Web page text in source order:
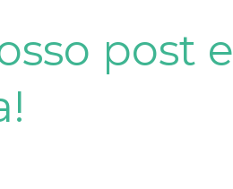
post e